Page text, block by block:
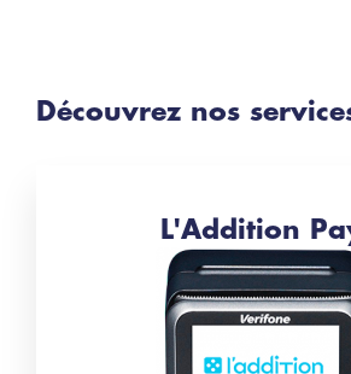
Découvrez nos
L'Addition